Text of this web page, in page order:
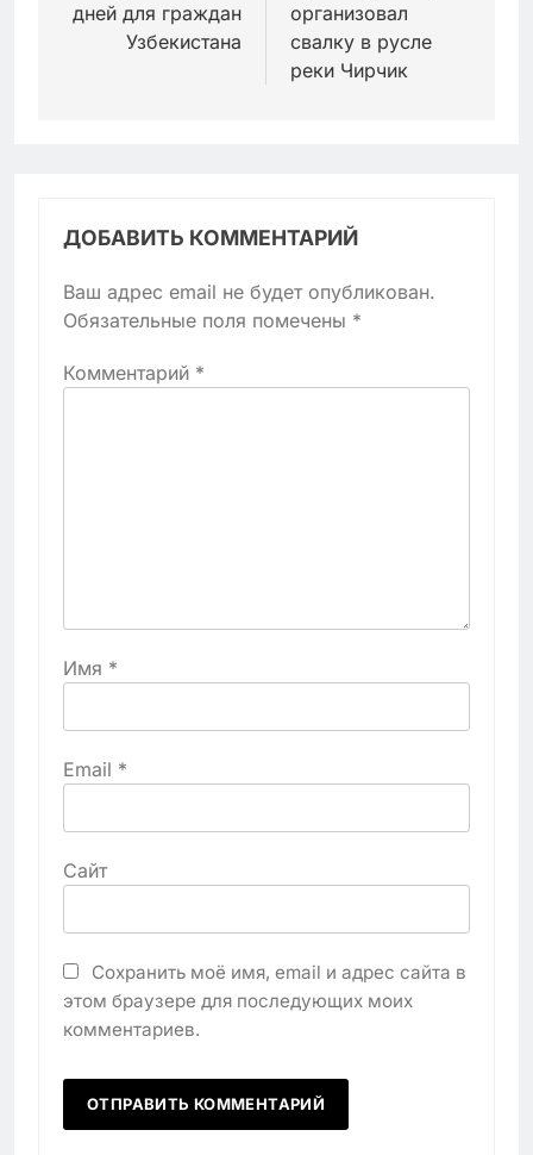
дней для граждан
Узбекистана
организовал
свалку в русле
реки Чирчик
ДОБАВИТЬ КОММЕНТАРИЙ
Ваш адрес email не будет опубликован.
Обязательные поля помечены *
Комментарий *
Имя *
Email *
Сайт
Сохранить моё имя, email и адрес сайта в
этом браузере для последующих моих
комментариев.